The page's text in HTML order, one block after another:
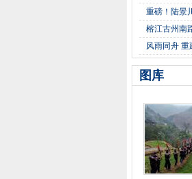
重磅！陆景
榕江古州南
风雨同舟 重
图库